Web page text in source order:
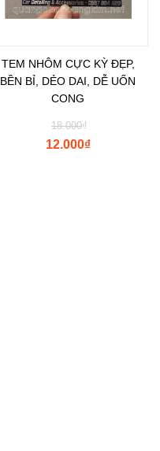
TEM NHÔM CỰC KỲ ĐẸP,
BỀN BỈ, DẺO DAI, DỄ UỐN
CONG
₫
18.000
₫
12.000